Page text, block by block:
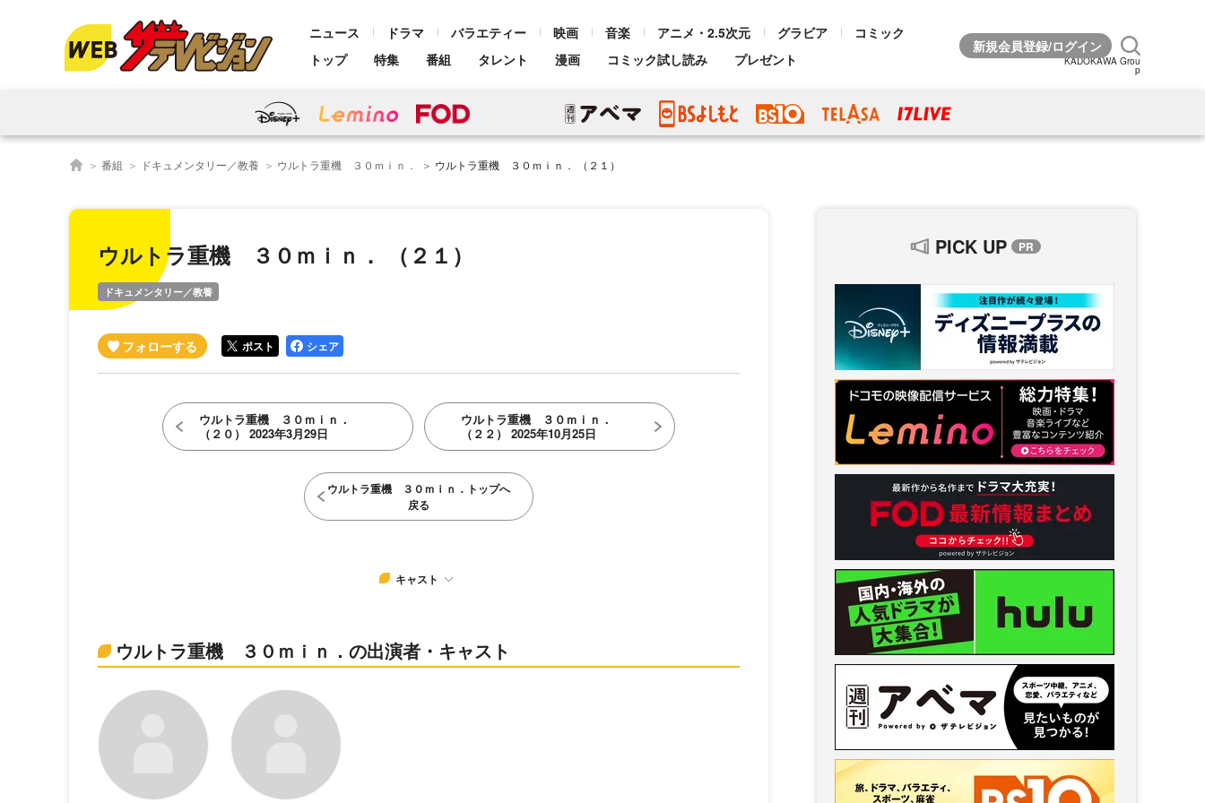
ニュース ドラマ バラエティー 映画 音楽 アニメ・2.5次元 グラビア
コミック
トップ
特集 番組 タレント 漫画 コミック試し読み プレゼント KADOKAWA Grou
p
番組 ドキュメンタリー／教養 ウルトラ重機 ３０ｍｉｎ． ウルトラ重機 ３０ｍｉｎ． （２１）
ウルトラ重機 ３０ｍｉｎ． （２１）
ドキュメンタリー／教養
ポスト シェア
ウルトラ重機 ３０ｍｉｎ．
（２０） 2023年3月29日
ウルトラ重機 ３０ｍｉｎ．
（２２） 2025年10月25日
ウルトラ重機 ３０ｍｉｎ．トップへ
戻る
キャスト
ウルトラ重機 ３０ｍｉｎ．の出演者・キャスト
PICK UP